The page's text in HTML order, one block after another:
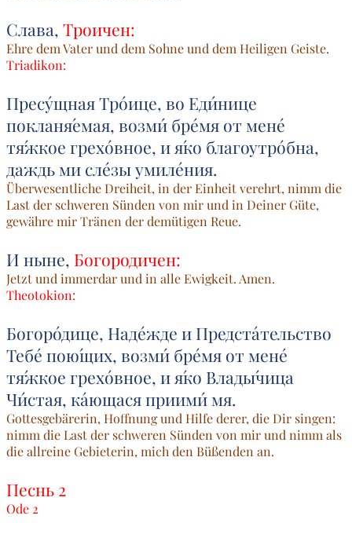
Слава, Троичен:
Ehre dem Vater und dem Sohne und dem Heiligen Geiste.
Triadikon:
Пресу́щная Тро́ице, во Еди́нице
покланя́емая, возми́ бре́мя от мене́
тя́жкое грехо́вное, и я́ко благоутро́бна,
даждь ми сле́зы умиле́ния.
Überwesentliche Dreiheit, in der Einheit verehrt, nimm die
Last der schweren Sünden von mir und in Deiner Güte,
gewähre mir Tränen der demütigen Reue.
И ныне, Богородичен:
Jetzt und immerdar und in alle Ewigkeit. Amen.
Theotokion:
Богоро́дице, Наде́жде и Предста́тельство
Тебе́ пою́щих, возми́ бре́мя от мене́
тя́жкое грехо́вное, и я́ко Влады́чица
Чи́стая, ка́ющася приими́ мя.
Gottesgebärerin, Hoffnung und Hilfe derer, die Dir singen:
nimm die Last der schweren Sünden von mir und nimm als
die allreine Gebieterin, mich den Büßenden an.
Песнь 2
Ode 2